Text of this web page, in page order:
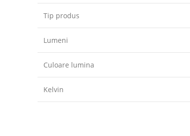
Tip produs
Lumeni
Culoare lumina
Kelvin